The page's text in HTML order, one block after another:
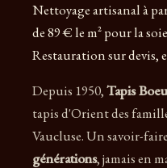
Nettoyage artisanal à
de 89 € le m² pour la
Restauration sur devis,
Depuis 1950,Tapis
tapis d'Orient des
Vaucluse. Un savoir-
générations, jamais en